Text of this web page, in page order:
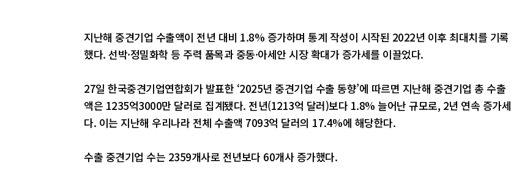
지난해 중견기업 수출액이 전년 대비 1.8% 증가하며 통계 작성이 시작된 2022년 이후 최대치를 기록
했다. 선박·정밀화학 등 주력 품목과 중동·아세안 시장 확대가 증가세를 이끌었다.
27일 한국중견기업연합회가 발표한 ‘2025년 중견기업 수출 동향’에 따르면 지난해 중견기업 총 수출
액은 1235억3000만 달러로 집계됐다. 전년(1213억 달러)보다 1.8% 늘어난 규모로, 2년 연속 증가세
다. 이는 지난해 우리나라 전체 수출액 7093억 달러의 17.4%에 해당한다.
수출 중견기업 수는 2359개사로 전년보다 60개사 증가했다.